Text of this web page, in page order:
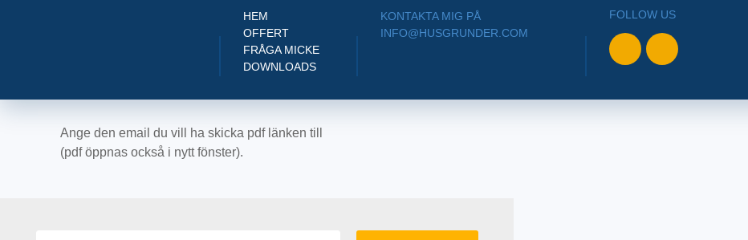
HEM
OFFERT
FRÅGA MICKE
DOWNLOADS
KONTAKTA MIG PÅ
INFO@HUSGRUNDER.COM
FOLLOW US
Ange den email du vill ha skicka pdf länken till
(pdf öppnas också i nytt fönster).